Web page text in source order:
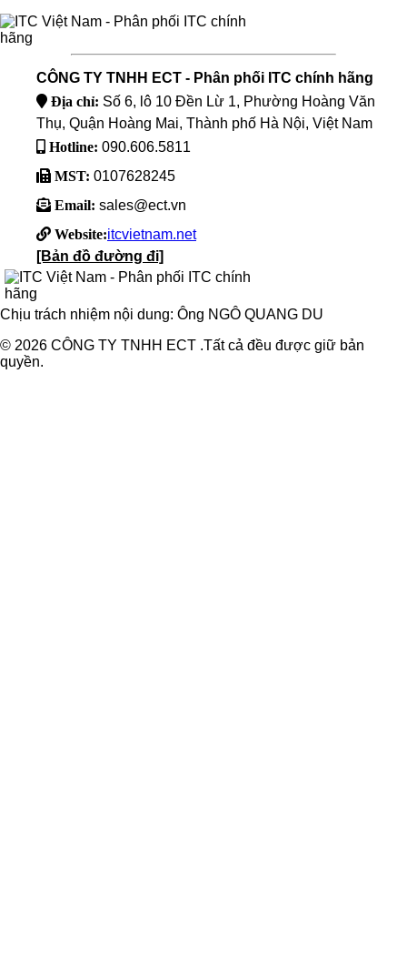
CÔNG TY TNHH ECT - Phân phối ITC chính hãng
Địa chỉ: Số 6, lô 10 Đền Lừ 1, Phường Hoàng Văn
Thụ, Quận Hoàng Mai, Thành phố Hà Nội, Việt Nam
Hotline: 090.606.5811
MST: 0107628245
Email: sales@ect.vn
Website:itcvietnam.net
[Bản đồ đường đi]
Chịu trách nhiệm nội dung: Ông NGÔ QUANG DU
© 2026 CÔNG TY TNHH ECT .Tất cả đều được giữ bản
quyền.